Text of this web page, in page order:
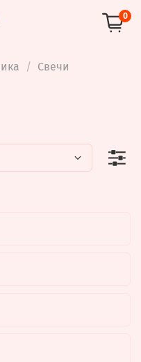
0
Свечи